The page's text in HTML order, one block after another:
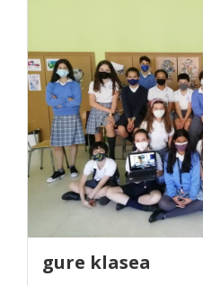
gure klasea